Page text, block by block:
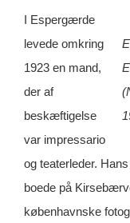
I Espergærde
levede omkring
1923 en mand,
der af
beskæftigelse
var impressario
og teaterleder.
boede på
københavnske